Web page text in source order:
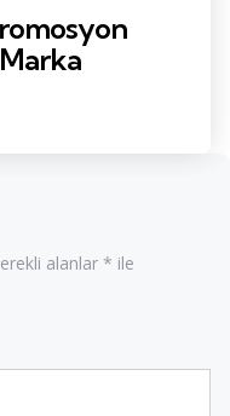
alanlar * ile